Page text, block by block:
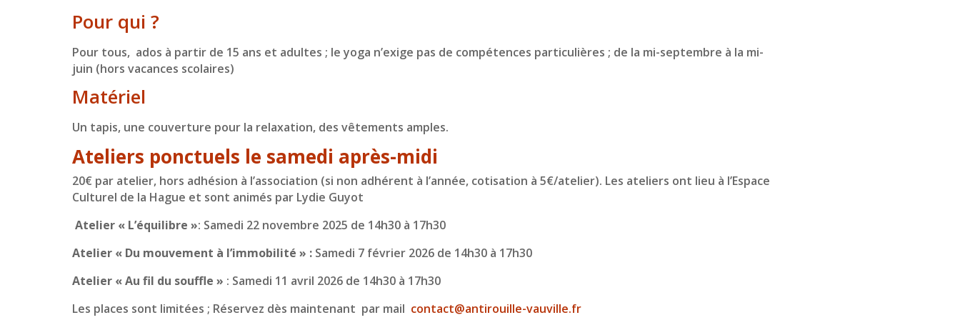
Pour qui ?
Pour tous, ados à partir de 15 ans et adultes ; le yoga n’exige pas de compétences particulières ; de la mi-septembre à la mi-
juin (hors vacances scolaires)
Matériel
Un tapis, une couverture pour la relaxation, des vêtements amples.
Ateliers ponctuels le samedi après-midi
20€ par atelier, hors adhésion à l’association (si non adhérent à l’année, cotisation à 5€/atelier). Les ateliers ont lieu à l’Espace
Culturel de la Hague et sont animés par Lydie Guyot
Atelier « L’équilibre »: Samedi 22 novembre 2025 de 14h30 à 17h30
Atelier « Du mouvement à l’immobilité » : Samedi 7 février 2026 de 14h30 à 17h30
Atelier « Au fil du souffle » : Samedi 11 avril 2026 de 14h30 à 17h30
Les places sont limitées ; Réservez dès maintenant par mail contact@antirouille-vauville.fr